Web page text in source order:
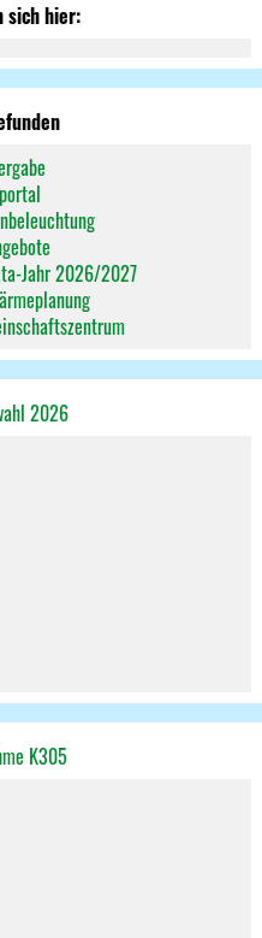
sich hier:
Jahr 2026/2027
2026
K305